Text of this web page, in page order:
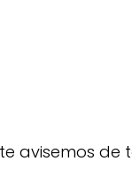
avisemos de